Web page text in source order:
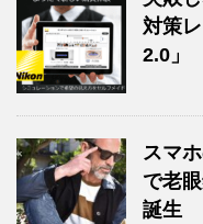
対策
2.0」
スマ
で老
誕生